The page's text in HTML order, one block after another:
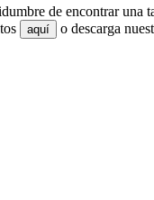
de encontrar una
aquí
o descarga